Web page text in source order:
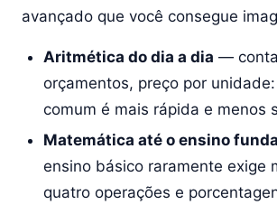
avançado que você consegue
Aritmética do dia a dia —
orçamentos, preço por
comum é mais rápida e menos
Matemática até o ensino
ensino básico raramente exige
quatro operações e